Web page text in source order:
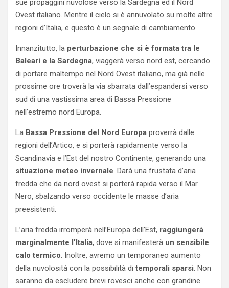
sue propaggini nuvolose verso la Sardegna ed il Nord
Ovest italiano. Mentre il cielo si è annuvolato su molte altre
regioni d’Italia, e questo è un segnale di cambiamento.
Innanzitutto, la perturbazione che si è formata tra le
Baleari e la Sardegna, viaggerà verso nord est, cercando
di portare maltempo nel Nord Ovest italiano, ma già nelle
prossime ore troverà la via sbarrata dall’espandersi verso
sud di una vastissima area di Bassa Pressione
nell’estremo nord Europa.
La Bassa Pressione del Nord Europa proverrà dalle
regioni dell’Artico, e si porterà rapidamente verso la
Scandinavia e l’Est del nostro Continente, generando una
situazione meteo invernale. Darà una frustata d’aria
fredda che da nord ovest si porterà rapida verso il Mar
Nero, sbalzando verso occidente le masse d’aria
preesistenti.
L’aria fredda irromperà nell’Europa dell’Est, raggiungerà
marginalmente l’Italia, dove si manifesterà un sensibile
calo termico. Inoltre, avremo un temporaneo aumento
della nuvolosità con la possibilità ditemporali sparsi. Non
saranno da escludere brevi rovesci anche con grandine.